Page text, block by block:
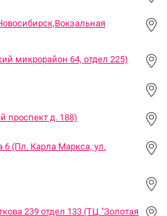
микрорайон 64, отдел 225)
проспект д. 188)
(Пл. Карла Маркса, ул.
239 отдел 133 (ТЦ "Золотая